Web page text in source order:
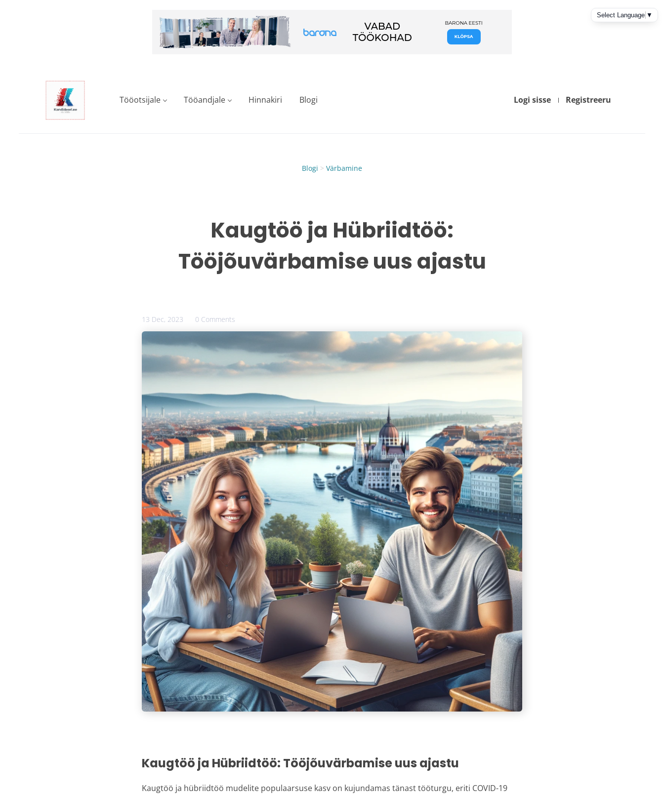
Logi sisse Registreeru
Tööotsijale Tööandjale Hinnakiri Blogi
Blogi > Värbamine
Kaugtöö ja Hübriidtöö:
Tööjõuvärbamise uus ajastu
13 Dec, 2023 0 Comments
Kaugtöö ja Hübriidtöö: Tööjõuvärbamise uus ajastu
Kaugtöö ja hübriidtöö mudelite populaarsuse kasv on kujundamas tänast tööturgu, eriti COVID-19